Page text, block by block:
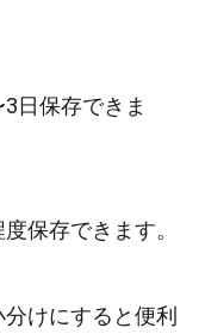
日保存できま
保存できます。
けにすると便利